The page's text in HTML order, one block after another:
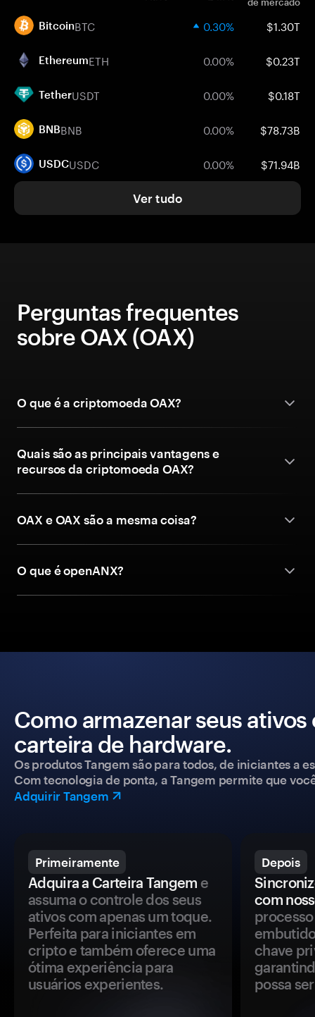
BitcoinBTC 0.30% $1.30T
EthereumETH 0.00% $0.23T
TetherUSDT 0.00% $0.18T
BNBBNB 0.00% $78.73B
USDCUSDC 0.00% $71.94B
Ver tudo
Perguntas frequentes
sobre OAX (OAX)
O que é a criptomoeda OAX?
Quais são as principais vantagens e
recursos da criptomoeda OAX?
OAX e OAX são a mesma coisa?
O que é openANX?
Como armazenar seus
carteira de hardware.
Os produtos Tangem são para todos, de iniciantes a
Com tecnologia de ponta, a Tangem permite que
Adquirir Tangem
Primeiramente
Adquira a Carteira Tangem e
assuma o controle dos seus
ativos com apenas um toque.
Perfeita para iniciantes em
cripto e também oferece uma
ótima experiência para
usuários experientes.
Depois
com
chave
possa